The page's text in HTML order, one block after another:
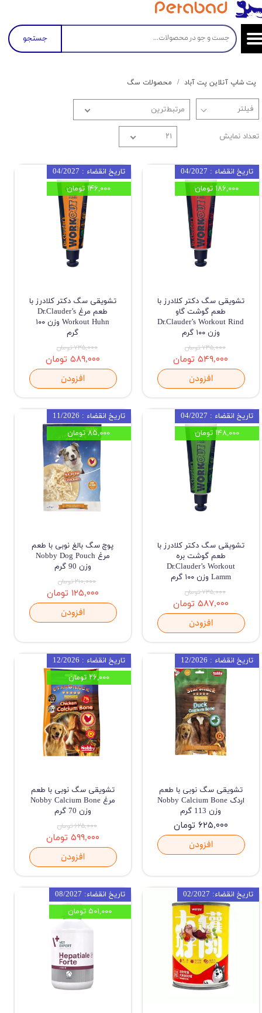
جستجو
پت شاپ آنلاین پت آباد محصولات سگ
مرتبط‌ترین
تعداد نمایش ۲۱
تشویقی سگ دکتر کلادرز با
طعم گوشت گاو
Dr.Clauder’s Workout Rind
وزن ۱۰۰ گرم
۷۳۵,۰۰۰ تومان
۵۴۹,۰۰۰ تومان
افزودن
تاریخ انقضاء : 04/2027
۱۸۶,۰۰۰ تومان
تشویقی سگ دکتر کلادرز با
طعم مرغ Dr.Clauder’s
Workout Huhn وزن ۱۰۰
گرم
۷۳۵,۰۰۰ تومان
۵۸۹,۰۰۰ تومان
افزودن
تاریخ انقضاء : 04/2027
۱۴۶,۰۰۰ تومان
تشویقی سگ دکتر کلادرز با
طعم گوشت بره
Dr.Clauder’s Workout
Lamm وزن ۱۰۰ گرم
۷۳۵,۰۰۰ تومان
۵۸۷,۰۰۰ تومان
افزودن
تاریخ انقضاء : 04/2027
۱۴۸,۰۰۰ تومان
پوچ سگ بالغ نوبی با طعم
مرغ Nobby Dog Pouch
وزن 90 گرم
۲۱۰,۰۰۰ تومان
۱۲۵,۰۰۰ تومان
افزودن
تاریخ انقضاء : 11/2026
۸۵,۰۰۰ تومان
تشویقی سگ نوبی با طعم
اردک Nobby Calcium Bone
وزن 113 گرم
۶۲۵,۰۰۰ تومان
افزودن
تاریخ انقضاء : 12/2026
تشویقی سگ نوبی با طعم
مرغ Nobby Calcium Bone
وزن 70 گرم
۶۲۵,۰۰۰ تومان
۵۹۹,۰۰۰ تومان
افزودن
تاریخ انقضاء : 12/2026
۲۶,۰۰۰ تومان
تاریخ انقضاء: 02/2027
تاریخ انقضاء: 08/2027
۵۰۱,۰۰۰ تومان